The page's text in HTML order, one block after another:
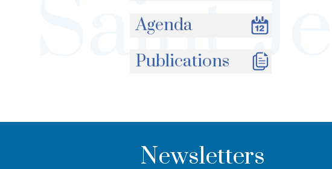
Agenda
Publications
Newsletters